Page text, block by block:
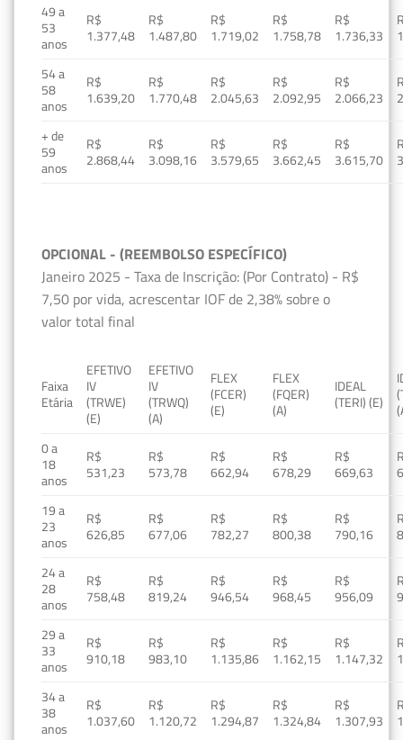
49 a
53
anos
R$
1.377,48
R$
1.487,80
R$
1.719,02
R$
1.758,78
R$
1.736,33
54 a
58
anos
R$
1.639,20
R$
1.770,48
R$
2.045,63
R$
2.092,95
R$
2.066,23
+ de
59
anos
R$
2.868,44
R$
3.098,16
R$
3.579,65
R$
3.662,45
R$
3.615,70
OPCIONAL - (REEMBOLSO ESPECÍFICO)
Janeiro 2025 - Taxa de Inscrição: (Por Contrato) - R$
7,50 por vida, acrescentar IOF de 2,38% sobre o
valor total final
Faixa
Etária
EFETIVO
IV
(TRWE)
(E)
EFETIVO
IV
(TRWQ)
(A)
FLEX
(FCER)
(E)
FLEX
(FQER)
(A)
IDEAL
(TERI) (E)
0 a
18
anos
R$
531,23
R$
573,78
R$
662,94
R$
678,29
R$
669,63
19 a
23
anos
R$
626,85
R$
677,06
R$
782,27
R$
800,38
R$
790,16
24 a
28
anos
R$
758,48
R$
819,24
R$
946,54
R$
968,45
R$
956,09
29 a
33
anos
R$
910,18
R$
983,10
R$
1.135,86
R$
1.162,15
R$
1.147,32
34 a
38
anos
R$
1.037,60
R$
1.120,72
R$
1.294,87
R$
1.324,84
R$
1.307,93